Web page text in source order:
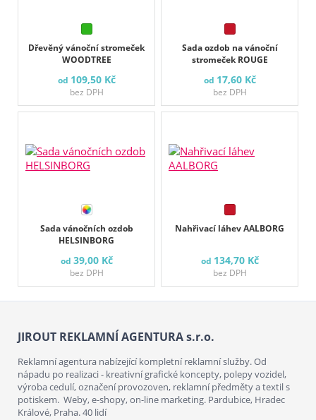
Dřevěný vánoční stromeček
WOODTREE
od 109,50 Kč
bez DPH
Sada ozdob na vánoční
stromeček ROUGE
od 17,60 Kč
bez DPH
Sada vánočních ozdob
HELSINBORG
od 39,00 Kč
bez DPH
Nahřivací láhev AALBORG
od 134,70 Kč
bez DPH
JIROUT REKLAMNÍ AGENTURA s.r.o.
Reklamní agentura nabízející kompletní reklamní služby. Od
nápadu po realizaci - kreativní grafické koncepty, polepy vozidel,
výroba cedulí, označení provozoven, reklamní předměty a textil s
potiskem. Weby, e-shopy, on-line marketing. Pardubice, Hradec
Králové, Praha. 40 lidí